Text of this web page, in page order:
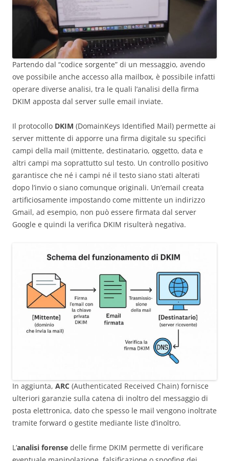
Partendo dal “codice sorgente” di un messaggio, avendo
ove possibile anche accesso alla mailbox, è possibile infatti
operare diverse analisi, tra le quali l’analisi della firma
DKIM apposta dal server sulle email inviate.
Il protocollo DKIM (DomainKeys Identified Mail) permette ai
server mittente di apporre una firma digitale su specifici
campi della mail (mittente, destinatario, oggetto, data e
altri campi ma soprattutto sul testo. Un controllo positivo
garantisce che né i campi né il testo siano stati alterati
dopo l’invio o siano comunque originali. Un’email creata
artificiosamente impostando come mittente un indirizzo
Gmail, ad esempio, non può essere firmata dal server
Google e quindi la verifica DKIM risulterà negativa.
In aggiunta, ARC (Authenticated Received Chain) fornisce
ulteriori garanzie sulla catena di inoltro del messaggio di
posta elettronica, dato che spesso le mail vengono inoltrate
tramite forward o gestite mediante liste d’inoltro.
L’analisi forense delle firme DKIM permette di verificare